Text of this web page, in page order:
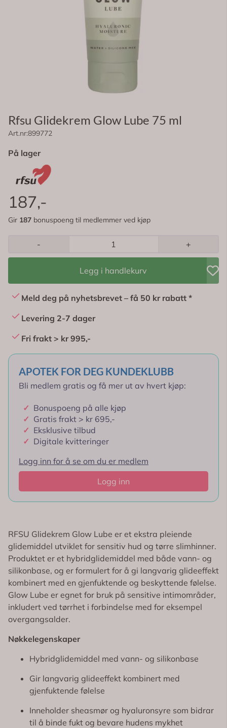
Rfsu Glidekrem Glow Lube 75 ml
Art.nr:899772
På lager
187,-
Gir 187 bonuspoeng til medlemmer ved kjøp
- +
Legg i handlekurv
Meld deg på nyhetsbrevet – få 50 kr rabatt *
Levering 2-7 dager
Fri frakt > kr 995,-
APOTEK FOR DEG KUNDEKLUBB
Bli medlem gratis og få mer ut av hvert kjøp:
✓ Bonuspoeng på alle kjøp
✓ Gratis frakt > kr 695,-
✓ Eksklusive tilbud
✓ Digitale kvitteringer
Logg inn for å se om du er medlem
Logg inn
RFSU Glidekrem Glow Lube er et ekstra pleiende
glidemiddel utviklet for sensitiv hud og tørre slimhinner.
Produktet er et hybridglidemiddel med både vann- og
silikonbase, og er formulert for å gi langvarig glideeffekt
kombinert med en gjenfuktende og beskyttende følelse.
Glow Lube er egnet for bruk på sensitive intimområder,
inkludert ved tørrhet i forbindelse med for eksempel
overgangsalder.
Nøkkelegenskaper
Hybridglidemiddel med vann- og silikonbase
Gir langvarig glideeffekt kombinert med
gjenfuktende følelse
Inneholder sheasmør og hyaluronsyre som bidrar
til å binde fukt og bevare hudens mykhet